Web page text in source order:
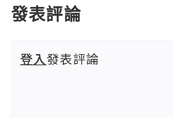
發表評論
登入發表評論